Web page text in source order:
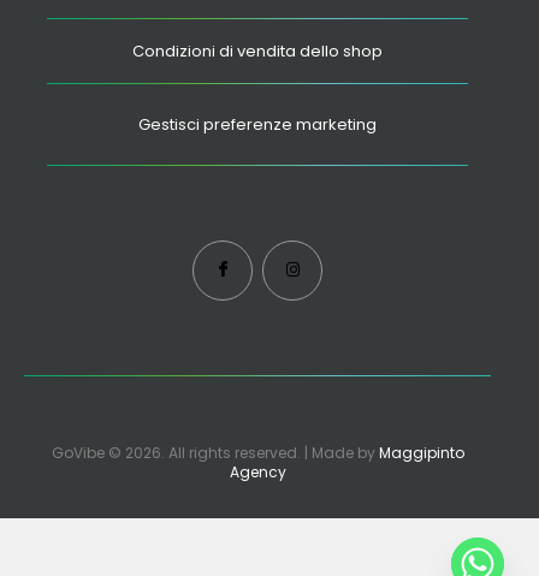
Condizioni di vendita dello shop
Gestisci preferenze marketing
GoVibe © 2026. All rights reserved. | Made byMaggipinto
Agency